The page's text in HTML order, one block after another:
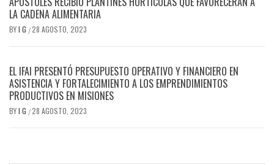
LA CADENA ALIMENTARIA
BYI G /28 AGOSTO, 2023
EL IFAI PRESENTÓ PRESUPUESTO OPERATIVO Y FINANCIERO EN
ASISTENCIA Y FORTALECIMIENTO A LOS EMPRENDIMIENTOS
PRODUCTIVOS EN MISIONES
BYI G /28 AGOSTO, 2023